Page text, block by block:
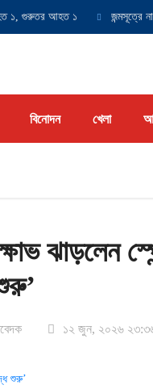
গুরুতর আহত ১ জন্মসূত্রে
বিনোদন খেলা
ঝাড়লেন
১২ জুন, ২০২৬